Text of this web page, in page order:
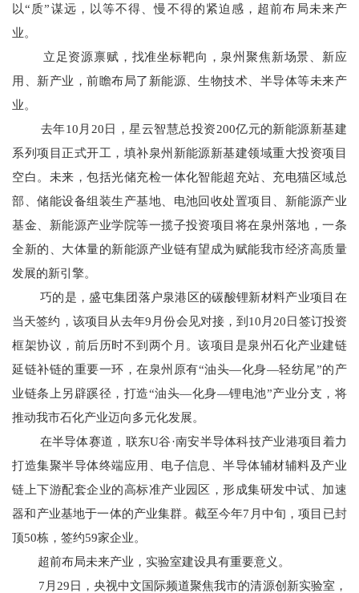
以“质”谋远，以等不得、慢不得的紧迫感，超前布局未来产
业。
立足资源禀赋，找准坐标靶向，泉州聚焦新场景、新应
用、新产业，前瞻布局了新能源、生物技术、半导体等未来产
业。
去年10月20日，星云智慧总投资200亿元的新能源新基建
系列项目正式开工，填补泉州新能源新基建领域重大投资项目
空白。未来，包括光储充检一体化智能超充站、充电猫区域总
部、储能设备组装生产基地、电池回收处置项目、新能源产业
基金、新能源产业学院等一揽子投资项目将在泉州落地，一条
全新的、大体量的新能源产业链有望成为赋能我市经济高质量
发展的新引擎。
巧的是，盛屯集团落户泉港区的碳酸锂新材料产业项目在
当天签约，该项目从去年9月份会见对接，到10月20日签订投资
框架协议，前后历时不到两个月。该项目是泉州石化产业建链
延链补链的重要一环，在泉州原有“油头—化身—轻纺尾”的产
业链条上另辟蹊径，打造“油头—化身—锂电池”产业分支，将
推动我市石化产业迈向多元化发展。
在半导体赛道，联东U谷·南安半导体科技产业港项目着力
打造集聚半导体终端应用、电子信息、半导体辅材辅料及产业
链上下游配套企业的高标准产业园区，形成集研发中试、加速
器和产业基地于一体的产业集群。截至今年7月中旬，项目已封
顶50栋，签约59家企业。
超前布局未来产业，实验室建设具有重要意义。
7月29日，央视中文国际频道聚焦我市的清源创新实验室，